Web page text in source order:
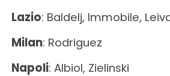
Lazio: Baldelj, Immobile,
Milan: Rodriguez
Napoli: Albiol, Zielinski